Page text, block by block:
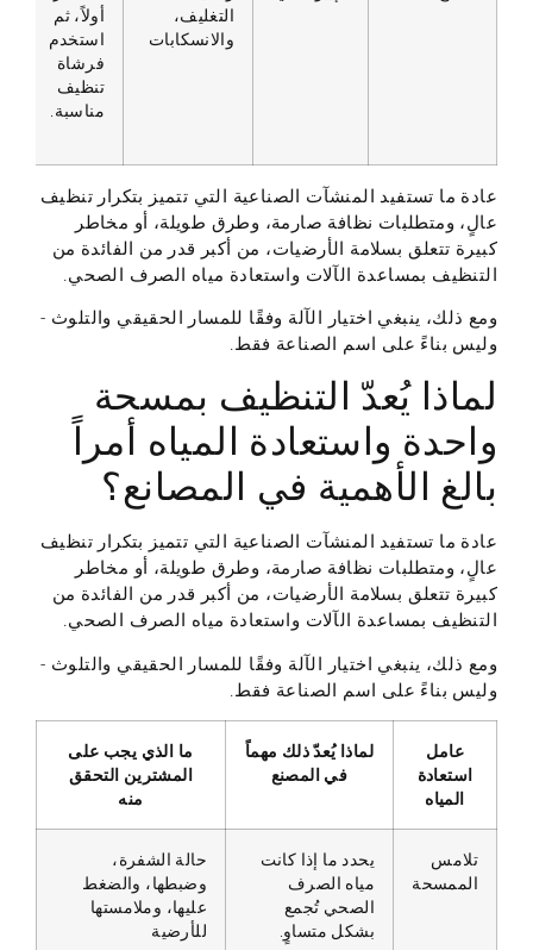
التغليف،
والانسكابات
أولاً، ثم
استخدم
فرشاة
تنظيف
مناسبة.
عادة ما تستفيد المنشآت الصناعية التي تتميز بتكرار تنظيف
عالٍ، ومتطلبات نظافة صارمة، وطرق طويلة، أو مخاطر
كبيرة تتعلق بسلامة الأرضيات، من أكبر قدر من الفائدة من
التنظيف بمساعدة الآلات واستعادة مياه الصرف الصحي.
ومع ذلك، ينبغي اختيار الآلة وفقًا للمسار الحقيقي والتلوث -
وليس بناءً على اسم الصناعة فقط.
لماذا يُعدّ التنظيف بمسحة
واحدة واستعادة المياه أمراً
بالغ الأهمية في المصانع؟
عادة ما تستفيد المنشآت الصناعية التي تتميز بتكرار تنظيف
عالٍ، ومتطلبات نظافة صارمة، وطرق طويلة، أو مخاطر
كبيرة تتعلق بسلامة الأرضيات، من أكبر قدر من الفائدة من
التنظيف بمساعدة الآلات واستعادة مياه الصرف الصحي.
ومع ذلك، ينبغي اختيار الآلة وفقًا للمسار الحقيقي والتلوث -
وليس بناءً على اسم الصناعة فقط.
عامل
استعادة
المياه
لماذا يُعدّ ذلك مهماً
في المصنع
ما الذي يجب على
المشترين التحقق
منه
تلامس
الممسحة
يحدد ما إذا كانت
مياه الصرف
الصحي تُجمع
بشكل متساوٍ.
حالة الشفرة،
وضبطها، والضغط
عليها، وملامستها
للأرضية